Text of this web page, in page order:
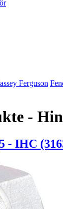
Ferguson
-
IHC